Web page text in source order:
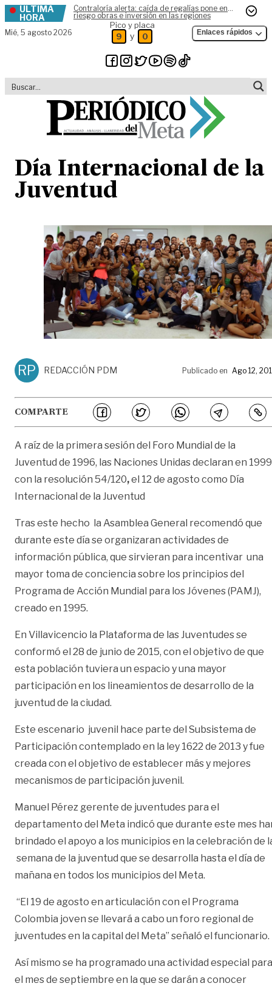
Skip to content
ÚLTIMA
HORA
Contraloría alerta: caída de regalías pone en
riesgo obras e inversión en las regiones
Mié, 5 agosto 2026
Pico y placa
9 y 0 Enlaces rápidos
Día Internacional de la
Juventud
RP REDACCIÓN PDM Publicado en Ago 12,
COMPARTE
A raíz de la primera sesión del Foro Mundial de la
Juventud de 1996, las Naciones Unidas declaran en
con la resolución 54/120,el 12 de agosto como Día
Internacional de la Juventud
Tras este hecho la Asamblea General recomendó que
durante este día se organizaran actividades de
información pública, que sirvieran para incentivar una
mayor toma de conciencia sobre los principios del
Programa de Acción Mundial para los Jóvenes (PAMJ),
creado en 1995.
En Villavicencio la Plataforma de las Juventudes se
conformó el 28 de junio de 2015, con el objetivo de que
esta población tuviera un espacio y una mayor
participación en los lineamientos de desarrollo de la
juventud de la ciudad.
Este escenario juvenil hace parte del Subsistema de
Participación contemplado en la ley 1622 de 2013 y fue
creada con el objetivo de establecer más y mejores
mecanismos de participación juvenil.
Manuel Pérez gerente de juventudes para el
departamento del Meta indicó que durante este mes
brindado el apoyo a los municipios en la celebración de
semana de la juventud que se desarrolla hasta el día de
mañana en todos los municipios del Meta.
“El 19 de agosto en articulación con el Programa
Colombia joven se llevará a cabo un foro regional de
juventudes en la capital del Meta” señaló el funcionario.
Así mismo se ha programado una actividad especial para
el mes de septiembre en la que se darán a conocer